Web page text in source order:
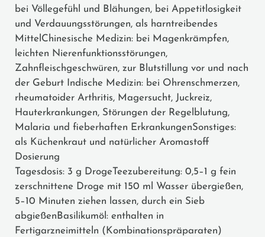
bei Völlegefühl und Blähungen, bei Appetitlosigkeit
und Verdauungsstörungen, als harntreibendes
MittelChinesische Medizin: bei Magenkrämpfen,
leichten Nierenfunktionsstörungen,
Zahnfleischgeschwüren, zur Blutstillung vor und nach
der Geburt Indische Medizin: bei Ohrenschmerzen,
rheumatoider Arthritis, Magersucht, Juckreiz,
Hauterkrankungen, Störungen der Regelblutung,
Malaria und fieberhaften ErkrankungenSonstiges:
als Küchenkraut und natürlicher Aromastoff
Dosierung
Tagesdosis: 3 g DrogeTeezubereitung: 0,5–1 g fein
zerschnittene Droge mit 150 ml Wasser übergießen,
5–10 Minuten ziehen lassen, durch ein Sieb
abgießenBasilikumöl: enthalten in
Fertigarzneimitteln (Kombinationspräparaten)